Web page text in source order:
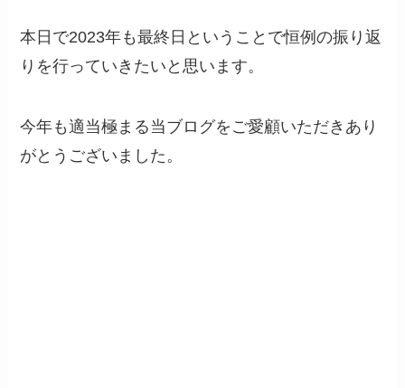
本日で2023年も最終日ということで恒例の振り返
りを行っていきたいと思います。
今年も適当極まる当ブログをご愛顧いただきあり
がとうございました。